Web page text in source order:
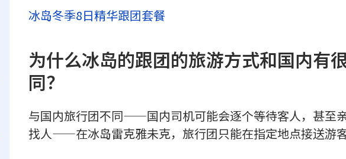
冰岛冬季8日精华跟团套餐
为什么冰岛的跟团的旅游方式和国内有
同？
与国内旅行团不同——国内司机可能会逐个等待客人，甚至
找人——在冰岛雷克雅未克，旅行团只能在指定地点接送游客